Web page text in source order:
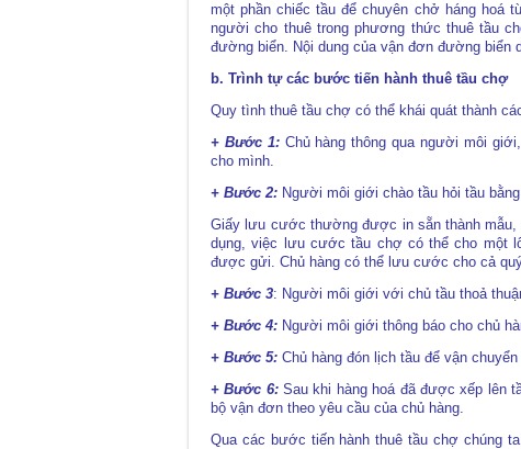
một phần chiếc tầu để chuyên chở háng hoá
người cho thuê trong phương thức thuê tầu
đường biển. Nội dung của vận đơn đường biển
b. Trình tự các bước tiến hành thuê tầu chợ
Quy tình thuê tầu chợ có thể khái quát thành
+ Bước 1:Chủ hàng thông qua người môi
cho mình.
+ Bước 2: Người môi giới chào tầu hỏi tầu
Giấy lưu cước thường được in sẵn thành
dụng, việc lưu cước tầu chợ có thể cho một
được gửi. Chủ hàng có thể lưu cước cho cả
+ Bước 3: Người môi giới với chủ tầu thoả
+ Bước 4: Người môi giới thông báo cho chủ
+ Bước 5: Chủ hàng đón lịch tầu để vận
+ Bước 6:Sau khi hàng hoá đã được xếp lên
bộ vận đơn theo yêu cầu của chủ hàng.
Qua các bước tiến hành thuê tầu chợ chúng